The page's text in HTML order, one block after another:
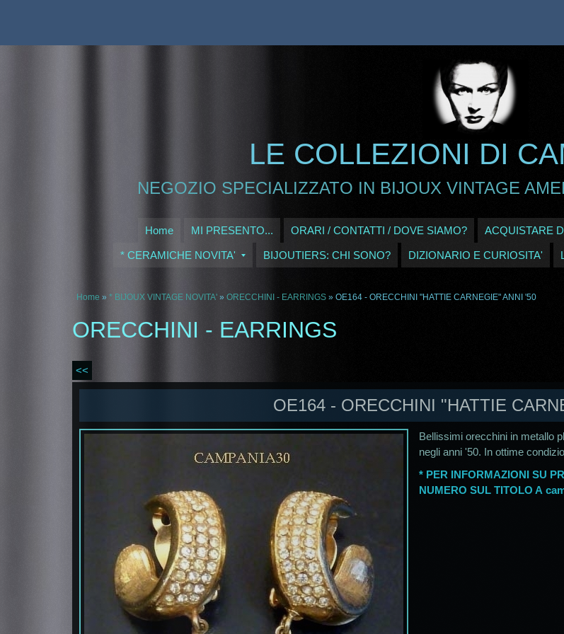
LE COLLEZIONI DI
NEGOZIO SPECIALIZZATO IN BIJOUX VINTAGE
Home MI PRESENTO... ORARI / CONTATTI / DOVE SIAMO? ACQUISTARE
* CERAMICHE NOVITA' BIJOUTIERS: CHI SONO? DIZIONARIO E CURIOSITA'
Home » * BIJOUX VINTAGE NOVITA' » ORECCHINI - EARRINGS » OE164 - ORECCHINI "HATTIE CARNEGIE" ANNI '50
ORECCHINI - EARRINGS
<<
OE164 - ORECCHINI "HATTIE
Bellissimi orecchini in metallo
negli anni '50. In ottime
* PER INFORMAZIONI SU
NUMERO SUL TITOLO A